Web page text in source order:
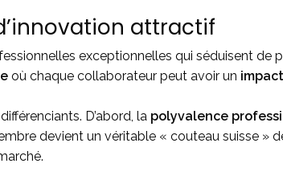
attractif
exceptionnelles qui séduisent de
où chaque collaborateur peut avoir un
différenciants. D’abord, la polyvalence
devient un véritable « couteau suisse »